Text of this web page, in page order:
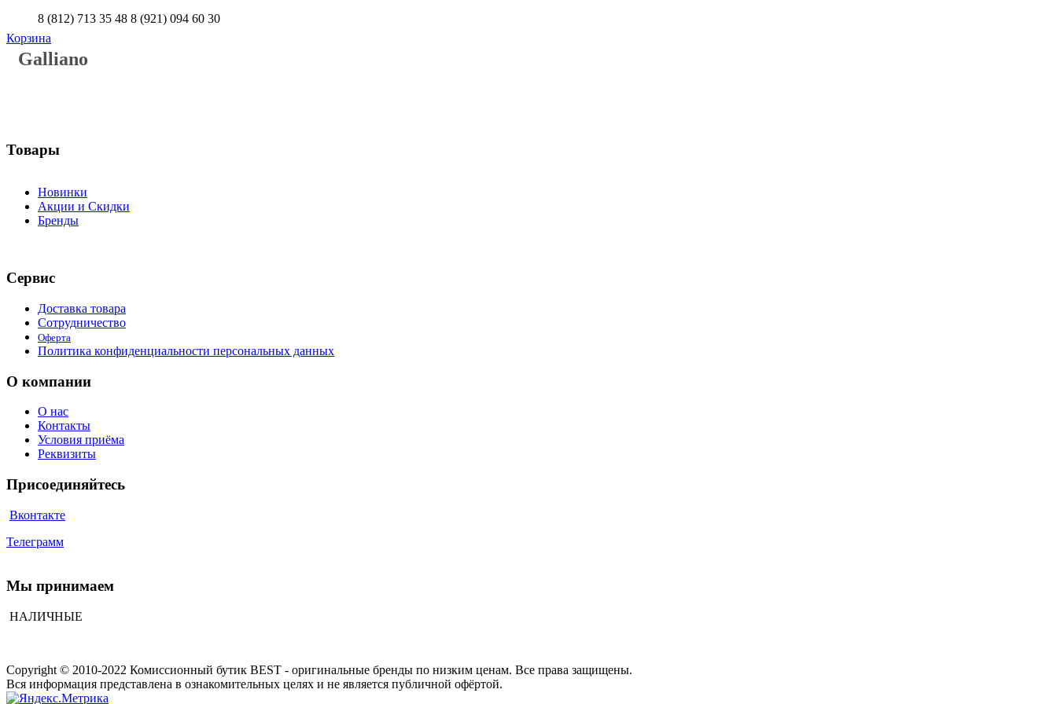
8 (812) 713 35 48 8 (921) 094 60 30
Корзина
Galliano
Товары
Новинки
Акции и Скидки
Бренды
Сервис
Доставка товара
Сотрудничество
Оферта
Политика конфиденциальности персональных данных
О компании
О нас
Контакты
Условия приёма
Реквизиты
Присоединяйтесь
Вконтакте
Телеграмм
Мы принимаем
НАЛИЧНЫЕ
Copyright © 2010-2022 Комиссионный бутик BEST - оригинальные бренды по низким ценам. Все права защищены.
Вся информация представлена в ознакомительных целях и не является публичной офёртой.